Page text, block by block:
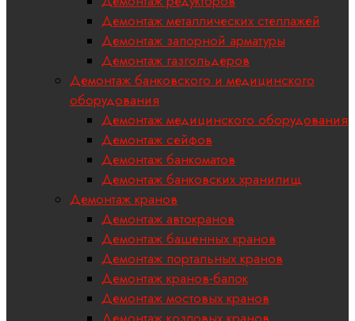
Демонтаж металлических стеллажей
Демонтаж запорной арматуры
Демонтаж газгольдеров
Демонтаж банковского и медицинского
оборудования
Демонтаж медицинского оборудования
Демонтаж сейфов
Демонтаж банкоматов
Демонтаж банковских хранилищ
Демонтаж кранов
Демонтаж автокранов
Демонтаж башенных кранов
Демонтаж портальных кранов
Демонтаж кранов-балок
Демонтаж мостовых кранов